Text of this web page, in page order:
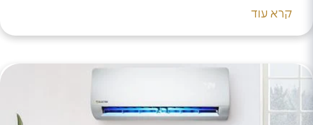
באירופה מגיעה גם לבתים בישראל – חברת אלקטרה מובילה את
המתקדמת, שכבר מסמנת את הכיוון שאליו צועד השוק העולמי.
קרא עוד